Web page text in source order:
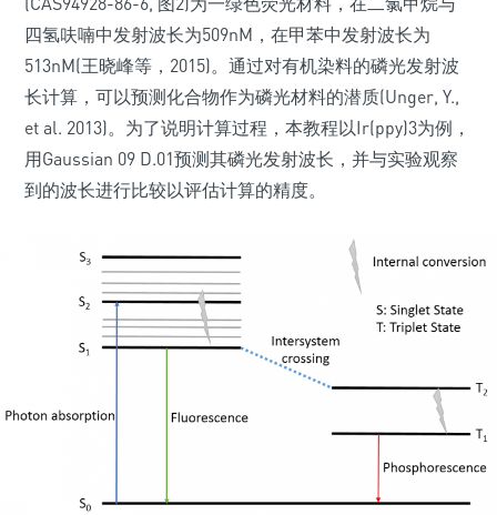
四氢呋喃中发射波长为509nM，在甲苯中发射波长为
513nM(王晓峰等，2015)。通过对有机染料的磷光发射波
长计算，可以预测化合物作为磷光材料的潜质(Unger, Y.,
et al. 2013)。为了说明计算过程，本教程以Ir(ppy)3为例，
用Gaussian 09 D.01预测其磷光发射波长，并与实验观察
到的波长进行比较以评估计算的精度。